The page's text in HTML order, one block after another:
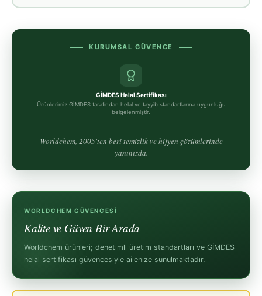
KURUMSAL GÜVENCE
GİMDES Helal Sertifikası
Ürünlerimiz GİMDES tarafından helal ve tayyib standartlarına uygunluğu
belgelenmiştir.
Worldchem, 2005'ten beri temizlik ve hijyen çözümlerinde
yanınızda.
WORLDCHEM GÜVENCESI
Kalite ve Güven Bir Arada
Worldchem ürünleri; denetimli üretim standartları ve GİMDES
helal sertifikası güvencesiyle ailenize sunulmaktadır.